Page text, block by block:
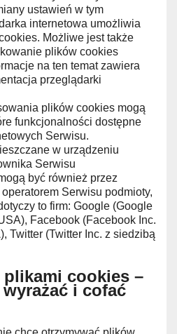
ustawień w tym
internetowa umożliwia
Możliwe jest także
plików cookies
na ten temat zawiera
przeglądarki
plików cookies mogą
funkcjonalności dostępne
Serwisu.
w urządzeniu
Serwisu
być również przez
Serwisu podmioty,
to firm: Google (Google
Facebook (Facebook Inc.
Twitter (Twitter Inc. z siedzibą
plikami cookies –
i cofać